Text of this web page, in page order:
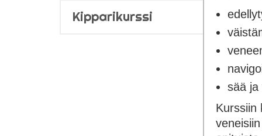
Kipparikurssi
sää ja
Kurssiin